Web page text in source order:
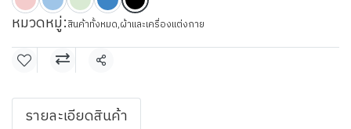
หมวดหมู่:สินค้าทั้งหมด,ผ้าและเครื่องแต่งกาย
แชร์
รายละเอียดสินค้า